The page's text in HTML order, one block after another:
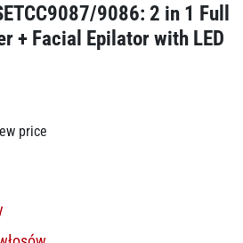
9086: 2 in 1 Full
+ Facial Epilator with LED
price